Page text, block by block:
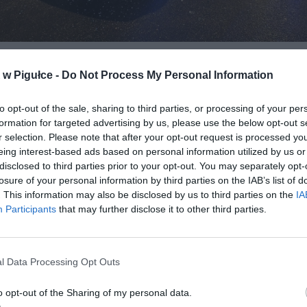
Pigułce - Do Not Process My Personal Information
opt-out of the sale, sharing to third parties, or processing of your
for targeted advertising by us, please use the below opt-out
selection. Please note that after your opt-out request is processed
interest-based ads based on personal information utilized by us
to third parties prior to your opt-out. You may separately
of your personal information by third parties on the IAB’s list of
This information may also be disclosed by us to third parties on the
Participants that may further disclose it to other third parties.
Data Processing Opt Outs
opt-out of the Sharing of my personal data.
Fot. Warszawska Grupa Luka&Maro
KAROSERII POLECIAŁY JAK
Dacii, pracownik techniczny ambasady Rosji, poruszał się
w kierunku centrum. Z niewyjaśnionych jeszcze przyczyn stracił
Auto najpierw uderzyło w bariery energochłonne, których
elementami karoserii przemieściły się na przeciwległy
dwa jadące w kierunku Łomianek samochody – Mazdę i